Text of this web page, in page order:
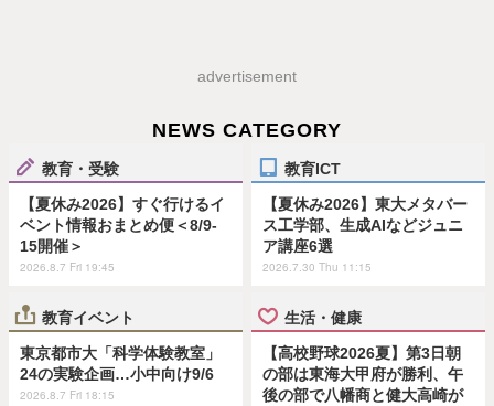
advertisement
NEWS CATEGORY
教育・受験
【夏休み2026】すぐ行けるイ
ベント情報おまとめ便＜8/9-
15開催＞
2026.8.7 Fri 19:45
教育ICT
【夏休み2026】東大メタバー
ス工学部、生成AIなどジュニ
ア講座6選
2026.7.30 Thu 11:15
教育イベント
東京都市大「科学体験教室」
24の実験企画…小中向け9/6
2026.8.7 Fri 18:15
生活・健康
【高校野球2026夏】第3日朝
の部は東海大甲府が勝利、午
後の部で八幡商と健大高崎が